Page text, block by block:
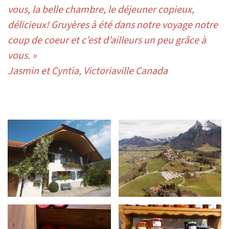
vous, la belle chambre, le déjeuner copieux,
délicieux! Gruyères à été dans notre voyage notre
coup de coeur et c’est d’ailleurs un peu grâce à
vous. »
Jasmin et Cyntia, Victoriaville Canada